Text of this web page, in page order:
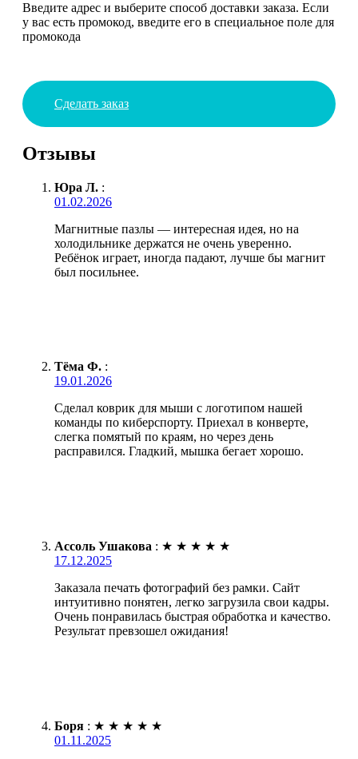
Введите адрес и выберите способ доставки заказа. Если
у вас есть промокод, введите его в специальное поле для
промокода
Сделать заказ
Отзывы
Юра Л. :
01.02.2026
Магнитные пазлы — интересная идея, но на
холодильнике держатся не очень уверенно.
Ребёнок играет, иногда падают, лучше бы магнит
был посильнее.
Тёма Ф. :
19.01.2026
Сделал коврик для мыши с логотипом нашей
команды по киберспорту. Приехал в конверте,
слегка помятый по краям, но через день
расправился. Гладкий, мышка бегает хорошо.
Ассоль Ушакова : ★ ★ ★ ★ ★
17.12.2025
Заказала печать фотографий без рамки. Сайт
интуитивно понятен, легко загрузила свои кадры.
Очень понравилась быстрая обработка и качество.
Результат превзошел ожидания!
Боря : ★ ★ ★ ★ ★
01.11.2025